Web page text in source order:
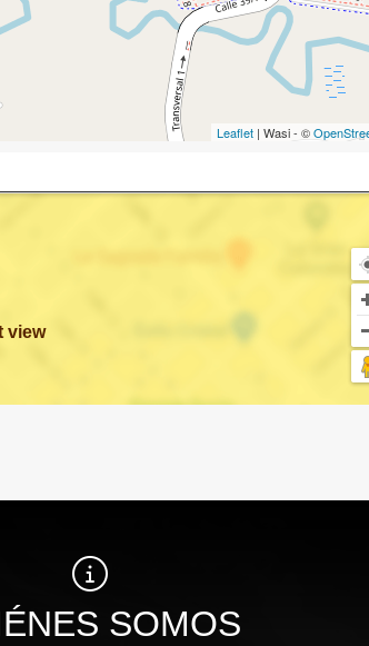
Leaflet | Wasi - ©
view
SOMOS